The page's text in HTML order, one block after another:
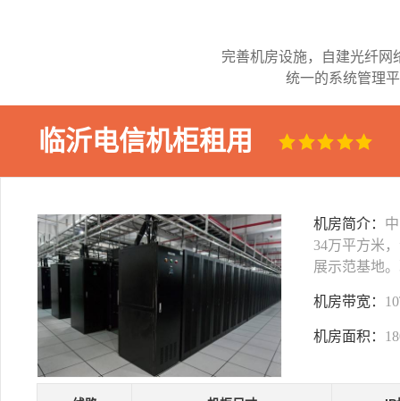
完善机房设施，自建光纤网
统一的系统管理
临沂电信机柜租用
机房简介：
34万平方米
展示范基地
机房带宽：
机房面积：